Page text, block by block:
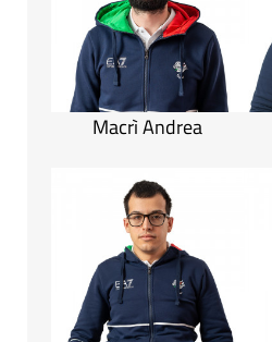
Macrì Andrea